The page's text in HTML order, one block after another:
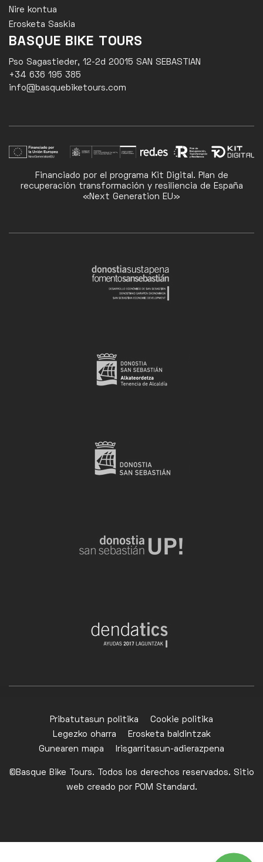
Nire kontua
Erosketa Saskia
BASQUE BIKE TOURS
Pso Sagastieder, 12-2d 20015 SAN SEBASTIAN
+34 636 195 385
info@basquebiketours.com
Financiado por el programa Kit Digital. Plan de
recuperación transformación y resiliencia de España
«Next Generation EU»
Pribatutasun politika
Cookie politika
Legezko oharra
Erosketa baldintzak
Gunearen mapa
Irisgarritasun-adierazpena
©Basque Bike Tours. Todos los derechos reservados. Sitio
web creado por POM Standard .